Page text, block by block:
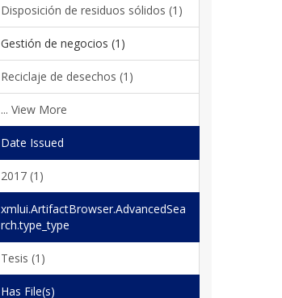
Disposición de residuos sólidos (1)
Gestión de negocios (1)
Reciclaje de desechos (1)
... View More
Date Issued
2017 (1)
xmlui.ArtifactBrowser.AdvancedSea
rch.type_type
Tesis (1)
Has File(s)